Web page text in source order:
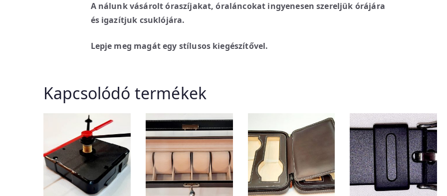
A nálunk vásárolt óraszíjakat, óraláncokat ingyenesen szereljük órájára
és igazítjuk csuklójára.
Lepje meg magát egy stílusos kiegészítővel.
Kapcsolódó termékek